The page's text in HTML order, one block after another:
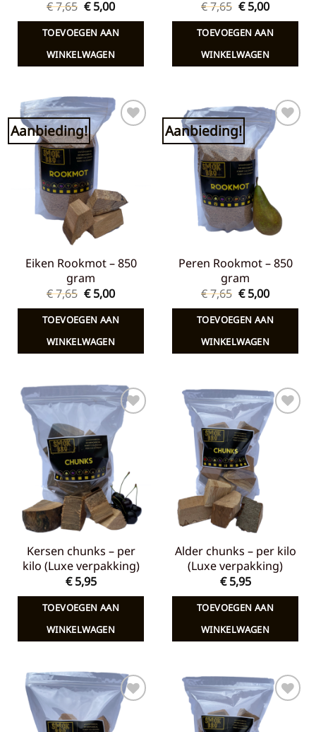
€7,65 Oorspronkelijke
prijs
was:
€ 7,65.
€5,00Huidige
is:
€ 5,00.
TOEVOEGEN AAN
WINKELWAGEN
€7,65
prijs
was:
€ 7,65.
€5,00Huidige
is:
€ 5,00.
TOEVOEGEN AAN
WINKELWAGEN
Aanbieding! Toevoegen
verlanglijst
Eiken Rookmot – 850
gram
€7,65 Oorspronkelijke
prijs
was:
€ 7,65.
€5,00Huidige
prijs
is:
€ 5,00.
TOEVOEGEN AAN
WINKELWAGEN
Aanbieding!
Toevoegen
verlanglijst
Peren Rookmot – 850
gram
€7,65
prijs
was:
€ 7,65.
€5,00Huidige
prijs
is:
€ 5,00.
TOEVOEGEN AAN
WINKELWAGEN
Toevoegen
aan
verlanglijst
Kersen chunks – per
kilo (Luxe verpakking)
€5,95
TOEVOEGEN AAN
WINKELWAGEN
Toevoegen
verlanglijst
Alder chunks – per kilo
(Luxe verpakking)
€5,95
TOEVOEGEN AAN
WINKELWAGEN
Toevoegen
aan
Toevoegen